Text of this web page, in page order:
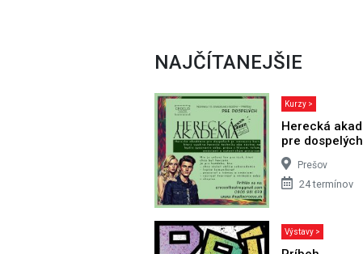
NAJČÍTANEJŠIE
Kurzy >
Herecká
pre dospelých
Prešov
24 termínov
Výstavy >